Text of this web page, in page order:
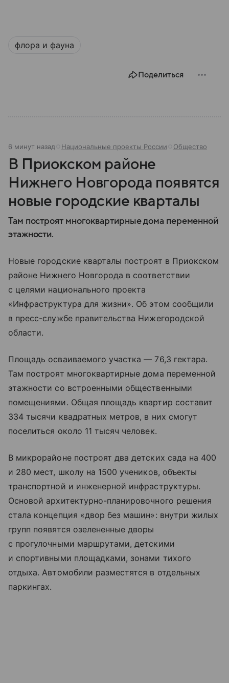
флора и фауна
Поделиться
6 минут назад Национальные проекты России Общество
В Приокском районе
Нижнего Новгорода появятся
новые городские кварталы
Там построят многоквартирные дома переменной
этажности.
Новые городские кварталы построят в Приокском
районе Нижнего Новгорода в соответствии
с целями национального проекта
«Инфраструктура для жизни». Об этом сообщили
в пресс-службе правительства Нижегородской
области.
Площадь осваиваемого участка — 76,3 гектара.
Там построят многоквартирные дома переменной
этажности со встроенными общественными
помещениями. Общая площадь квартир составит
334 тысячи квадратных метров, в них смогут
поселиться около 11 тысяч человек.
В микрорайоне построят два детских сада на 400
и 280 мест, школу на 1500 учеников, объекты
транспортной и инженерной инфраструктуры.
Основой архитектурно-планировочного решения
стала концепция «двор без машин»: внутри жилых
групп появятся озелененные дворы
с прогулочными маршрутами, детскими
и спортивными площадками, зонами тихого
отдыха. Автомобили разместятся в отдельных
паркингах.